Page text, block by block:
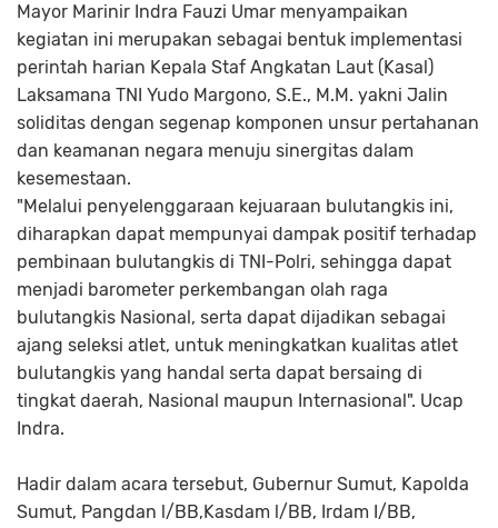
Mayor Marinir Indra Fauzi Umar menyampaikan
kegiatan ini merupakan sebagai bentuk implementasi
perintah harian Kepala Staf Angkatan Laut (Kasal)
Laksamana TNI Yudo Margono, S.E., M.M. yakni Jalin
soliditas dengan segenap komponen unsur pertahanan
dan keamanan negara menuju sinergitas dalam
kesemestaan.
"Melalui penyelenggaraan kejuaraan bulutangkis ini,
diharapkan dapat mempunyai dampak positif terhadap
pembinaan bulutangkis di TNI-Polri, sehingga dapat
menjadi barometer perkembangan olah raga
bulutangkis Nasional, serta dapat dijadikan sebagai
ajang seleksi atlet, untuk meningkatkan kualitas atlet
bulutangkis yang handal serta dapat bersaing di
tingkat daerah, Nasional maupun Internasional". Ucap
Indra.
Hadir dalam acara tersebut, Gubernur Sumut, Kapolda
Sumut, Pangdan l/BB,Kasdam l/BB, Irdam I/BB,